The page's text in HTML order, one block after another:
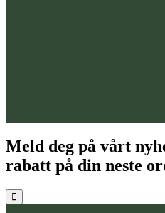
Meld deg på vårt
rabatt på din neste